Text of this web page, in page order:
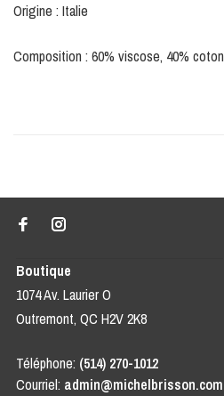
Origine : Italie
Composition : 60% viscose, 40% coton
Boutique
1074 Av. Laurier O
Outremont, QC H2V 2K8
Téléphone: (514) 270-1012
Courriel: admin@michelbrisson.com